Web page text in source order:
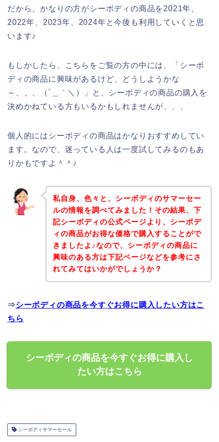
だから、かなりの方がシーボディの商品を2021年、
2022年、2023年、2024年と今後も利用していくと思
います♪
もしかしたら、こちらをご覧の方の中には、「シーボ
ディの商品に興味があるけど、どうしようかな
～、、、（´＿｀＼）」と、シーボディの商品の購入を
決めかねている方もいるかもしれませんが、、、
個人的にはシーボディの商品はかなりおすすめしてい
ます。なので、迷っている人は一度試してみるのもあ
りかもですよ＾＾♪
私自身、色々と、シーボディのサマーセー
ルの情報を調べてみました！その結果、下
記シーボディの公式ページより、シーボデ
ィの商品がお得な価格で購入することがで
きましたよ♪なので、シーボディの商品に
興味のある方は下記ページなどを参考にさ
れてみてはいかがでしょうか？
⇒シーボディの商品を今すぐお得に購入したい方はこ
ちら
シーボディの商品を今すぐお得に購入し
たい方はこちら
シーボディサマーセール